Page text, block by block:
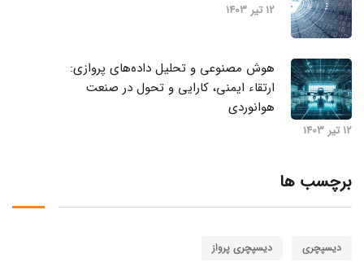
12 تیر 1403
هوش مصنوعی و تحلیل داده‌های پروازی:
ارتقاء ایمنی، کارایی و تحول در صنعت
هوانوردی
12 تیر 1403
برچسب ها
دیسپچری دیسپچری پرواز